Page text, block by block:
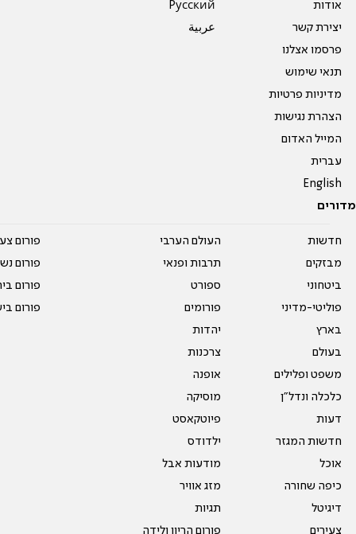
אודות
יצירת קשר
פרסמו אצלנו
תנאי שימוש
מדיניות פרטיות
הצהרת נגישות
המייל האדום
עברית
English
Pусский
عربية
מדורים
חדשות
מבזקים
ביטחוני
פוליטי-מדיני
בארץ
בעולם
משפט ופלילים
כלכלה ונדל"ן
דעות
חדשות המגזר
אוכל
כיפה שחורה
דיגיטל
צעירים
העולם הערבי
תרבות ופנאי
ספורט
פורומים
יהדות
צרכנות
אופנה
מוסיקה
פיוטקאסט
ילדודס
מודעות אבל
מזג אוויר
תגיות
פורום הריון ולידה
פורום
פורום
פורום
פורום